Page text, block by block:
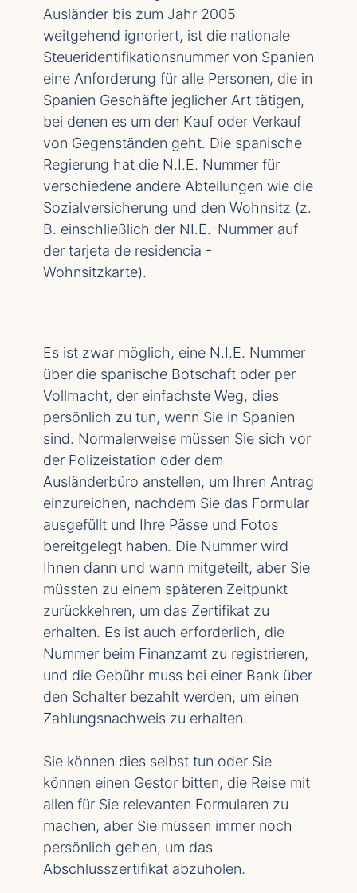
Ausländer bis zum Jahr 2005
weitgehend ignoriert, ist die nationale
Steueridentifikationsnummer von Spanien
eine Anforderung für alle Personen, die in
Spanien Geschäfte jeglicher Art tätigen,
bei denen es um den Kauf oder Verkauf
von Gegenständen geht. Die spanische
Regierung hat die N.I.E. Nummer für
verschiedene andere Abteilungen wie die
Sozialversicherung und den Wohnsitz (z.
B. einschließlich der NI.E.-Nummer auf
der tarjeta de residencia -
Wohnsitzkarte).
Es ist zwar möglich, eine N.I.E. Nummer
über die spanische Botschaft oder per
Vollmacht, der einfachste Weg, dies
persönlich zu tun, wenn Sie in Spanien
sind. Normalerweise müssen Sie sich vor
der Polizeistation oder dem
Ausländerbüro anstellen, um Ihren Antrag
einzureichen, nachdem Sie das Formular
ausgefüllt und Ihre Pässe und Fotos
bereitgelegt haben. Die Nummer wird
Ihnen dann und wann mitgeteilt, aber Sie
müssten zu einem späteren Zeitpunkt
zurückkehren, um das Zertifikat zu
erhalten. Es ist auch erforderlich, die
Nummer beim Finanzamt zu registrieren,
und die Gebühr muss bei einer Bank über
den Schalter bezahlt werden, um einen
Zahlungsnachweis zu erhalten.
Sie können dies selbst tun oder Sie
können einen Gestor bitten, die Reise mit
allen für Sie relevanten Formularen zu
machen, aber Sie müssen immer noch
persönlich gehen, um das
Abschlusszertifikat abzuholen.